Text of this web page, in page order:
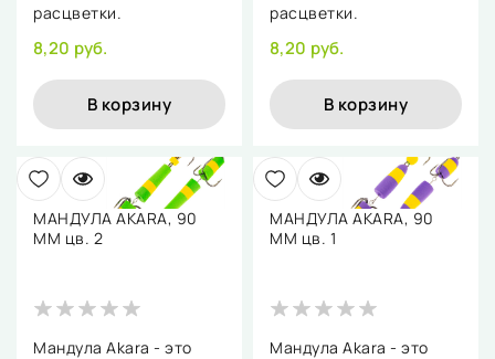
расцветки.
8,20 руб.
В корзину
расцветки.
8,20 руб.
В корзину
МАНДУЛА AKARA, 90
ММ цв. 2
Мандула Akara - это
МАНДУЛА AKARA, 90
ММ цв. 1
Мандула Akara - это